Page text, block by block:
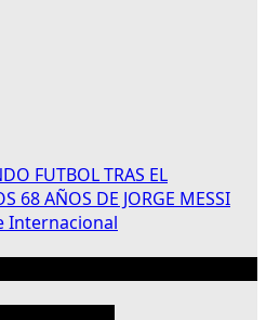
FUTBOL TRAS EL
68 AÑOS DE JORGE MESSI
Internacional